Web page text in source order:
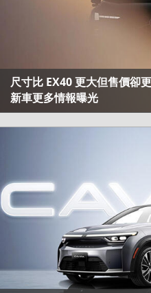
尺寸比 EX40 更大但售價卻
新車更多情報曝光